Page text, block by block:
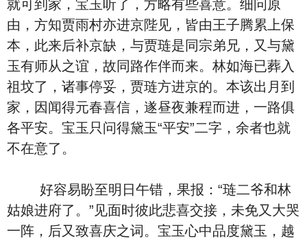
就可到家，宝玉听了，方略有些喜意。细问原
由，方知贾雨村亦进京陛见，皆由王子腾累上保
本，此来后补京缺，与贾琏是同宗弟兄，又与黛
玉有师从之谊，故同路作伴而来。林如海已葬入
祖坟了，诸事停妥，贾琏方进京的。本该出月到
家，因闻得元春喜信，遂昼夜兼程而进，一路俱
各平安。宝玉只问得黛玉“平安”二字，余者也就
不在意了。
好容易盼至明日午错，果报：“琏二爷和林
姑娘进府了。”见面时彼此悲喜交接，未免又大哭
一阵，后又致喜庆之词。宝玉心中品度黛玉，越